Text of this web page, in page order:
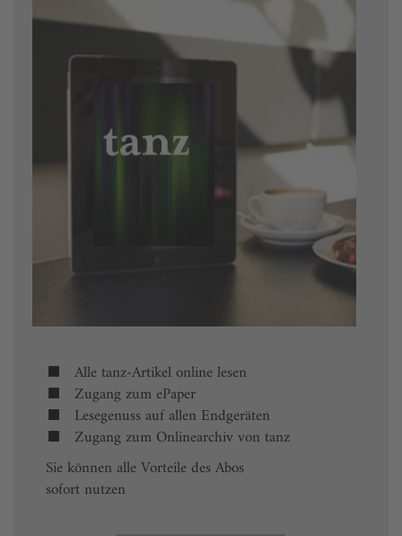
Alle tanz-Artikel online lesen
Zugang zum ePaper
Lesegenuss auf allen Endgeräten
Zugang zum Onlinearchiv von tanz
Sie können alle Vorteile des Abos
sofort nutzen